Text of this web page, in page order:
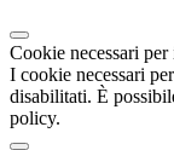
Cookie necessari
I cookie necessari
disabilitati. È
policy.